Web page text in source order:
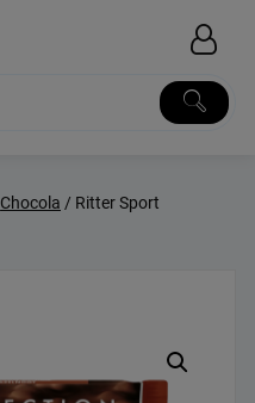
Chocola / Ritter Sport